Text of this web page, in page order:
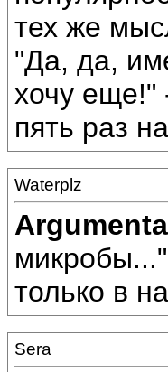
тех же
"Да, да,
хочу еще!"
пять раз
Waterplz
только в
Sera